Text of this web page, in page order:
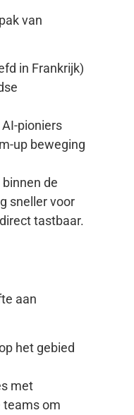
van
in Frankrijk)
pioniers
up beweging
de
sneller voor
tastbaar.
aan
het gebied
met
teams om